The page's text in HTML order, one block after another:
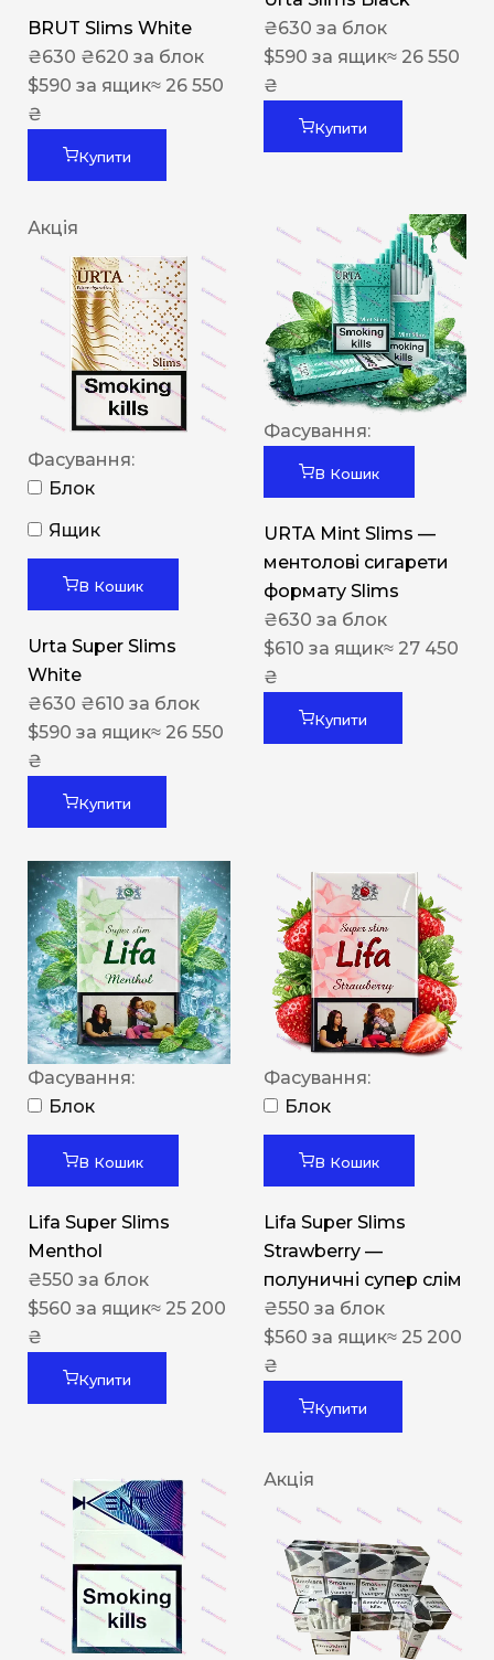
BRUT Slims White
₴630 ₴620 за блок
$590 за ящик≈ 26 550
₴
Купити
₴630 за блок
$590 за ящик≈ 26 550
₴
Купити
Акція
Фасування:
Блок
Ящик
В Кошик
Urta Super Slims
White
₴630 ₴610 за блок
$590 за ящик≈ 26 550
₴
Купити
Фасування:
В Кошик
URTA Mint Slims —
ментолові сигарети
формату Slims
₴630 за блок
$610 за ящик≈ 27 450
₴
Купити
Фасування:
Блок
В Кошик
Lifa Super Slims
Menthol
₴550 за блок
$560 за ящик≈ 25 200
₴
Купити
Фасування:
Блок
В Кошик
Lifa Super Slims
Strawberry —
полуничні супер слім
₴550 за блок
$560 за ящик≈ 25 200
₴
Купити
Акція